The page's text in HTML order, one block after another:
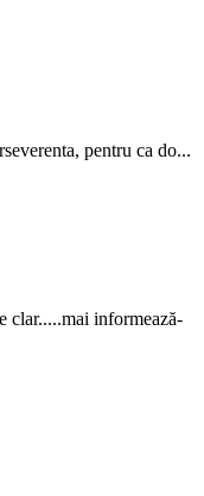
pentru ca do...
clar.....mai informează-